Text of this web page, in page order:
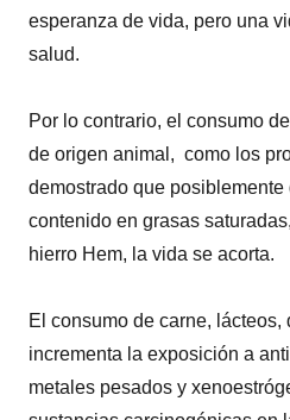
esperanza de vida, pero una
salud.
Por lo contrario, el consumo
de origen animal, como los
demostrado que
contenido en grasas
hierro Hem, la vida se acorta.
El consumo de carne,
incrementa la exposición a
metales pesados y